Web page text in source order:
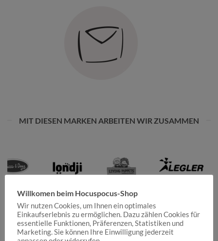
MIT DIESEN MARKEN ARBEITEN WIR ZUSAMMEN
Willkomen beim Hocuspocus-Shop
Wir nutzen Cookies, um Ihnen ein optimales
Einkaufserlebnis zu ermöglichen. Dazu zählen Cookies für
essentielle Funktionen, Präferenzen, Statistiken und
Marketing. Sie können Ihre Einwilligung jederzeit